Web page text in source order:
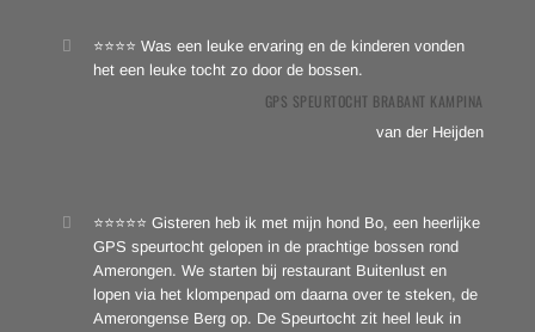
⭐⭐⭐⭐ Was een leuke ervaring en de kinderen vonden
het een leuke tocht zo door de bossen.
GPS SPEURTOCHT BRABANT KAMPINA
van der Heijden
⭐⭐⭐⭐⭐ Gisteren heb ik met mijn hond Bo, een heerlijke
GPS speurtocht gelopen in de prachtige bossen rond
Amerongen. We starten bij restaurant Buitenlust en
lopen via het klompenpad om daarna over te steken, de
Amerongense Berg op. De Speurtocht zit heel leuk in